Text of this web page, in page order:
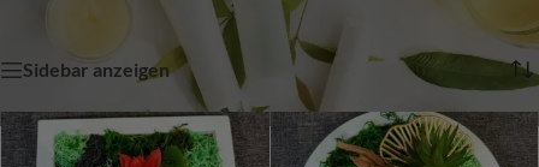
Alle 3 Ergebnisse werden angezeigt
Sidebar anzeigen